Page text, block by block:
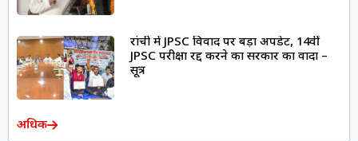
रांची में JPSC विवाद पर बड़ा अपडेट, 14वीं
JPSC परीक्षा रद्द करने का सरकार का वादा –
सूत्र
अधिक